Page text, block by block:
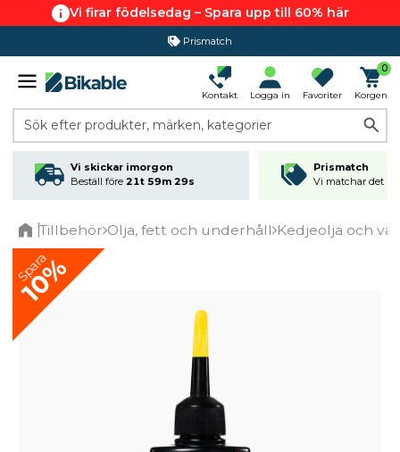
Vi firar födelsedag – Spara upp till 60% här
Prismatch
Kontakt Logga in Favoriter
0
Korgen
Sök efter produkter, märken, kategorier
Vi skickar imorgon
Beställ före 21t 59m 28s
Prismatch
Vi matchar det
Tillbehör Olja, fett och underhåll Kedjeolja och vax
Spara
10%